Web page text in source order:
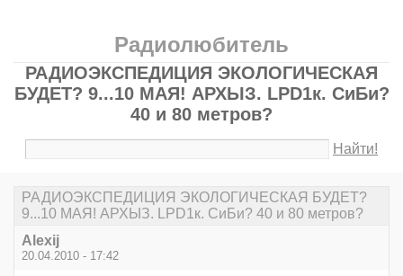
Радиолюбитель
РАДИОЭКСПЕДИЦИЯ ЭКОЛОГИЧЕСКАЯ
БУДЕТ? 9...10 МАЯ! АРХЫЗ. LPD1к. СиБи?
40 и 80 метров?
Найти!
РАДИОЭКСПЕДИЦИЯ ЭКОЛОГИЧЕСКАЯ БУДЕТ?
9...10 МАЯ! АРХЫЗ. LPD1к. СиБи? 40 и 80 метров?
Alexij
20.04.2010 - 17:42